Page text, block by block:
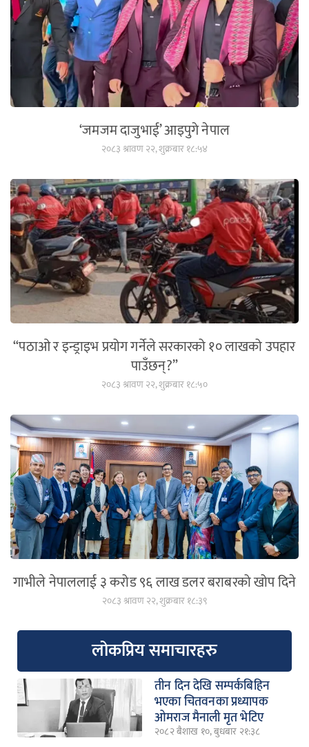
‘जमजम दाजुभाई’ आइपुगे नेपाल
२०८३ श्रावण २२, शुक्रबार १८:५४
“पठाओ र इन्ड्राइभ प्रयोग गर्नेले सरकारको १० लाखको उपहार
पाउँछन्?”
२०८३ श्रावण २२, शुक्रबार १८:५०
गाभीले नेपाललाई ३ करोड ९६ लाख डलर बराबरको खोप दिने
२०८३ श्रावण २२, शुक्रबार १८:३९
लोकप्रिय समाचारहरु
तीन दिन देखि सम्पर्कबिहिन
भएका चितवनका प्रध्यापक
ओमराज मैनाली मृत भेटिए
२०८२ बैशाख १०, बुधबार २१:३८